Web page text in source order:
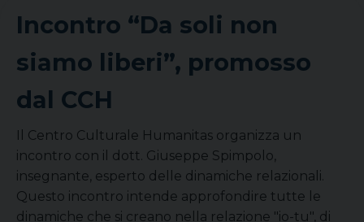
Incontro “Da soli non
siamo liberi”, promosso
dal CCH
Il Centro Culturale Humanitas organizza un
incontro con il dott. Giuseppe Spimpolo,
insegnante, esperto delle dinamiche relazionali.
Questo incontro intende approfondire tutte le
dinamiche che si creano nella relazione "io-tu", di